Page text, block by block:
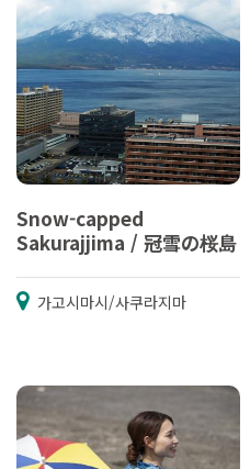
Snow-capped
Sakurajjima / 冠雪の桜島
가고시마시/사쿠라지마